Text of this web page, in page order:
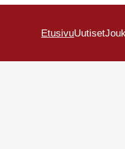
EtusivuUutiset